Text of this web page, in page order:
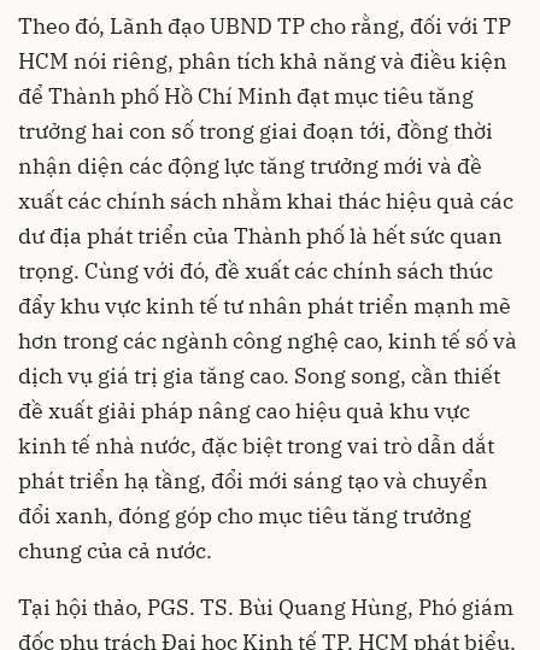
Theo đó, Lãnh đạo UBND TP cho rằng, đối với TP
HCM nói riêng, phân tích khả năng và điều kiện
để Thành phố Hồ Chí Minh đạt mục tiêu tăng
trưởng hai con số trong giai đoạn tới, đồng thời
nhận diện các động lực tăng trưởng mới và đề
xuất các chính sách nhằm khai thác hiệu quả các
dư địa phát triển của Thành phố là hết sức quan
trọng. Cùng với đó, đề xuất các chính sách thúc
đẩy khu vực kinh tế tư nhân phát triển mạnh mẽ
hơn trong các ngành công nghệ cao, kinh tế số và
dịch vụ giá trị gia tăng cao. Song song, cần thiết
đề xuất giải pháp nâng cao hiệu quả khu vực
kinh tế nhà nước, đặc biệt trong vai trò dẫn dắt
phát triển hạ tầng, đổi mới sáng tạo và chuyển
đổi xanh, đóng góp cho mục tiêu tăng trưởng
chung của cả nước.
Tại hội thảo, PGS. TS. Bùi Quang Hùng, Phó giám
đốc phụ trách Đại học Kinh tế TP. HCM phát biểu,